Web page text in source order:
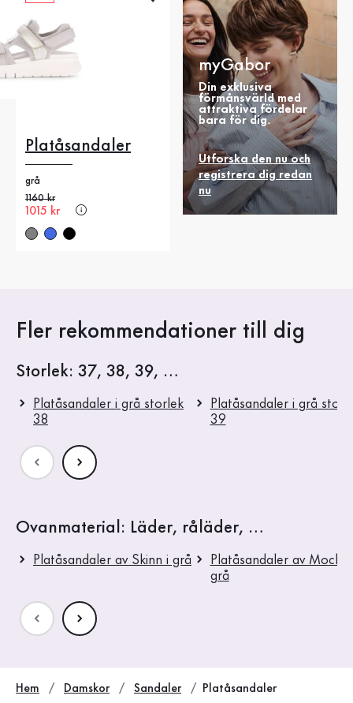
Platåsandaler
grå
Gammalt pris
1160 kr
Nytt pris
1015 kr
myGabor
Din exklusiva
förmånsvärld med
attraktiva fördelar
bara för dig.
Utforska den nu och
registrera dig redan
nu
Fler rekommendationer till dig
Storlek: 37, 38, 39, …
Platåsandaler i grå storlek
38
Platåsandaler i grå
39
Ovanmaterial: Läder, råläder, …
Platåsandaler av Skinn i grå
Platåsandaler av Mocka
grå
Hem Damskor Sandaler Platåsandaler